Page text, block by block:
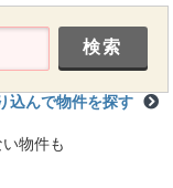
込んで物件を探す
物件も